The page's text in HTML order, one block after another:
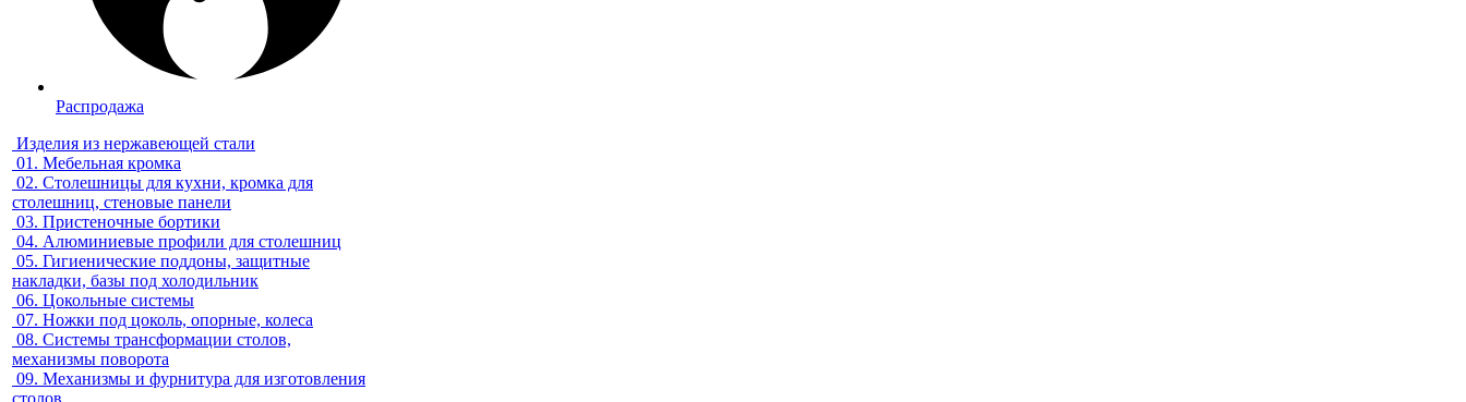
Распродажа
Изделия из нержавеющей стали
01. Мебельная кромка
02. Столешницы для кухни, кромка для
столешниц, стеновые панели
03. Пристеночные бортики
04. Алюминиевые профили для столешниц
05. Гигиенические поддоны, защитные
накладки, базы под холодильник
06. Цокольные системы
07. Ножки под цоколь, опорные, колеса
08. Системы трансформации столов,
механизмы поворота
09. Механизмы и фурнитура для изготовления
столов